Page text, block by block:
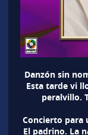
Danzón sin
Esta tarde vi
peralvillo.
Concierto para
El padrino. La